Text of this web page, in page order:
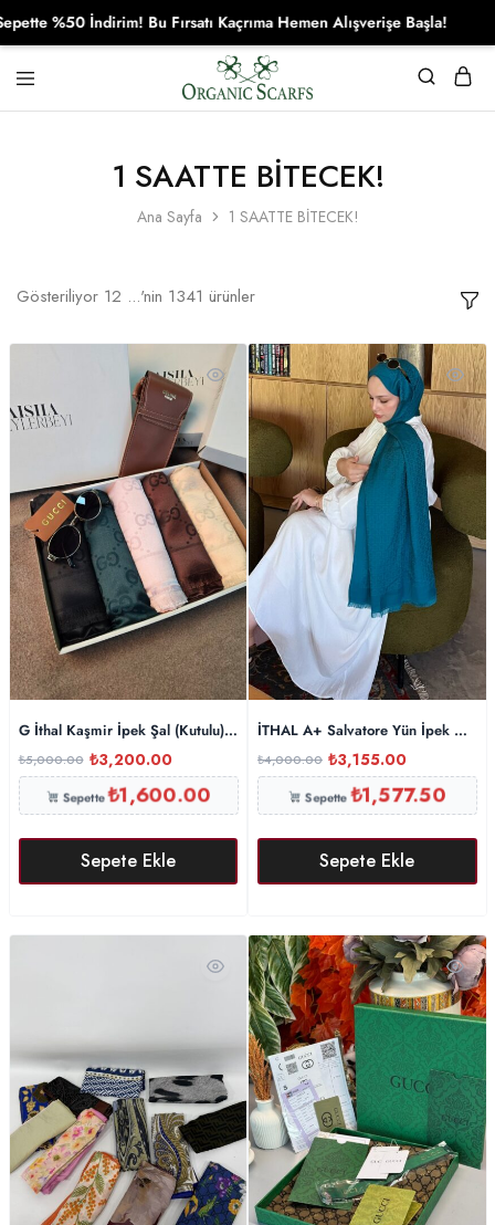
Organikscarf
Ana Sayfa 1 SAATTE BİTECEK!
1 SAATTE BİTECEK!
Gösteriliyor 12 ...'nin 1341 ürünler
G İthal Kaşmir İpek Şal (Kutulu) – İthal Gözlük Ve Çanta Hediyeli
₺5,000.00 ₺3,200.00
Sepette₺1,600.00
Sepete Ekle
İTHAL A+ Salvatore Yün İpek Çift
₺4,000.00 ₺3,155.00
Sepette₺1,577.50
Sepete Ekle
Bu Fırsatı Kaçrıma Hemen Alışverişe Başla!